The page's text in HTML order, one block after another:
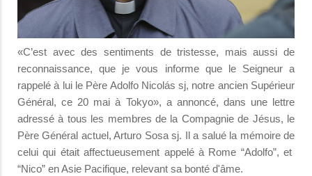
«C’est avec des sentiments de tristesse, mais aussi de
reconnaissance, que je vous informe que le Seigneur a
rappelé à lui le Père Adolfo Nicolás sj, notre ancien Supérieur
Général, ce 20 mai à Tokyo», a annoncé, dans une lettre
adressé à tous les membres de la Compagnie de Jésus, le
Père Général actuel, Arturo Sosa sj. Il a salué la mémoire de
celui qui était affectueusement appelé à Rome “Adolfo”, et
“Nico” en Asie Pacifique, relevant sa bonté d'âme.